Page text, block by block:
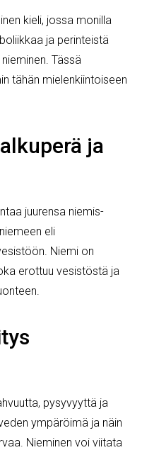
kieli, jossa monilla
ja perinteistä
Tässä
tähän mielenkiintoiseen
ja
juurensa niemis-
eli
Niemi on
erottuu vesistöstä ja
pysyvyyttä ja
ympäröimä ja näin
Nieminen voi viitata